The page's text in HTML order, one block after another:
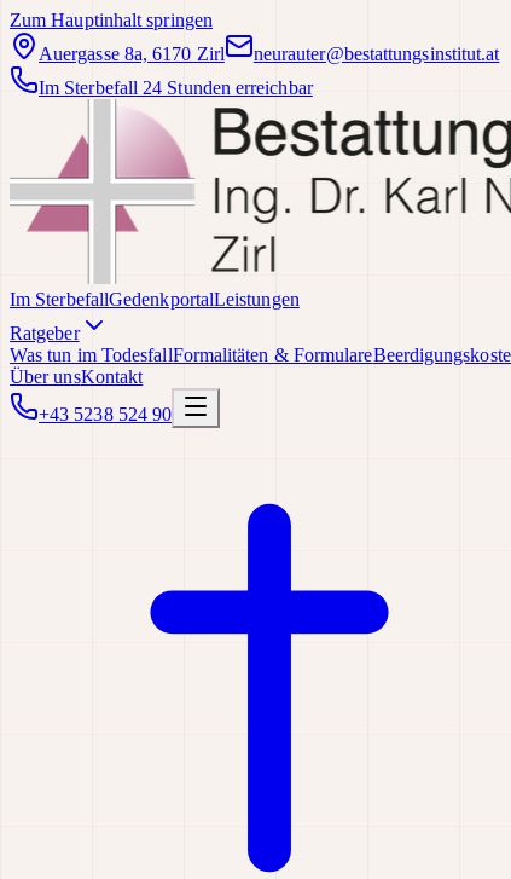
Zum Hauptinhalt springen
Auergasse 8a, 6170 Zirl
neurauter@bestattungsinstitut.at
Im Sterbefall 24 Stunden erreichbar
Im SterbefallGedenkportalLeistungen
Ratgeber
Was tun im TodesfallFormalitäten & Formulare
Über unsKontakt
+43 5238 524 90